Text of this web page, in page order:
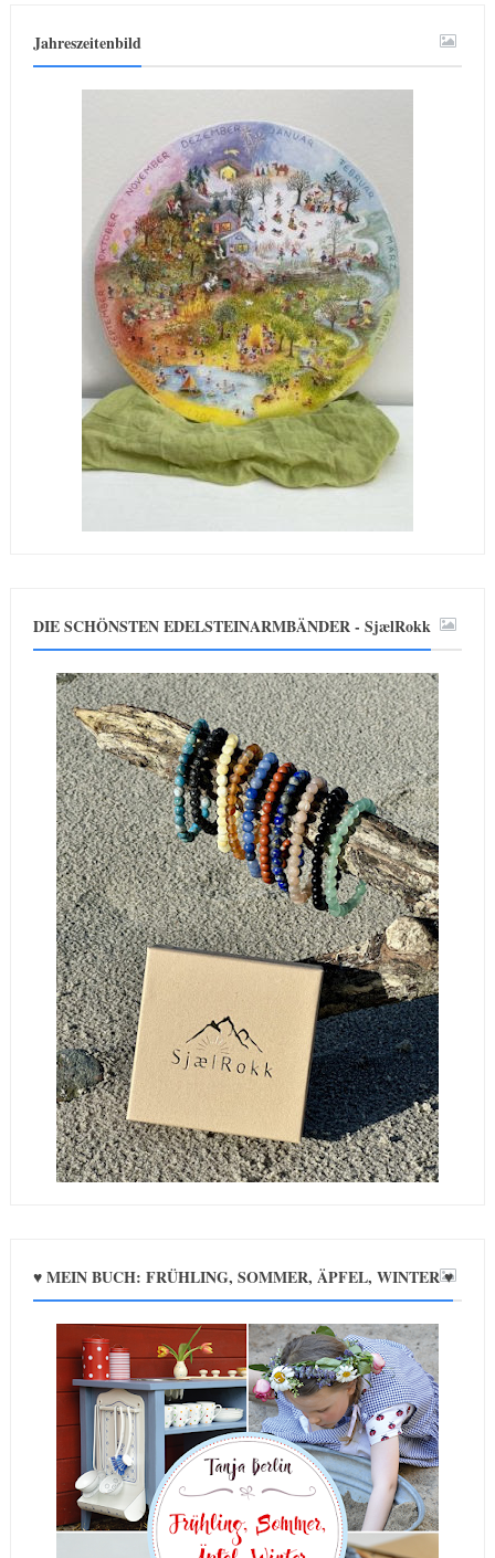
Jahreszeitenbild
DIE SCHÖNSTEN EDELSTEINARMBÄNDER - SjælRokk
♥ MEIN BUCH: FRÜHLING, SOMMER, ÄPFEL, WINTER ♥